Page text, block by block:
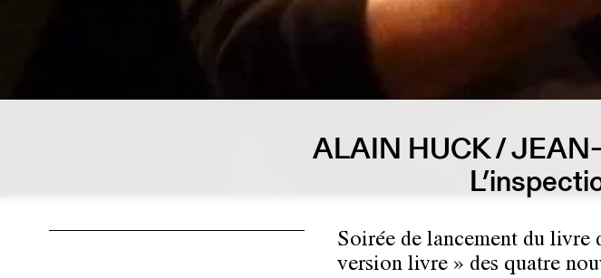
ALAIN HUCK /
Soirée de lancement du livre
version livre » des quatre